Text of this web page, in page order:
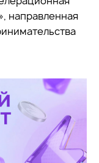
направленная